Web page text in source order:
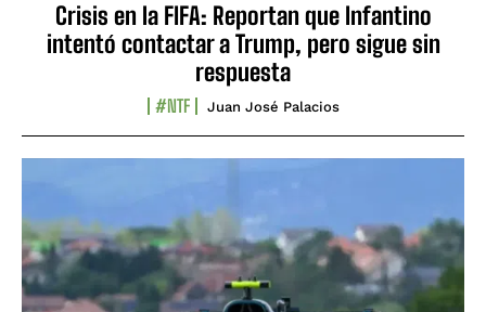
Crisis en la FIFA: Reportan que Infantino
intentó contactar a Trump, pero sigue sin
respuesta
#NTF Juan José Palacios